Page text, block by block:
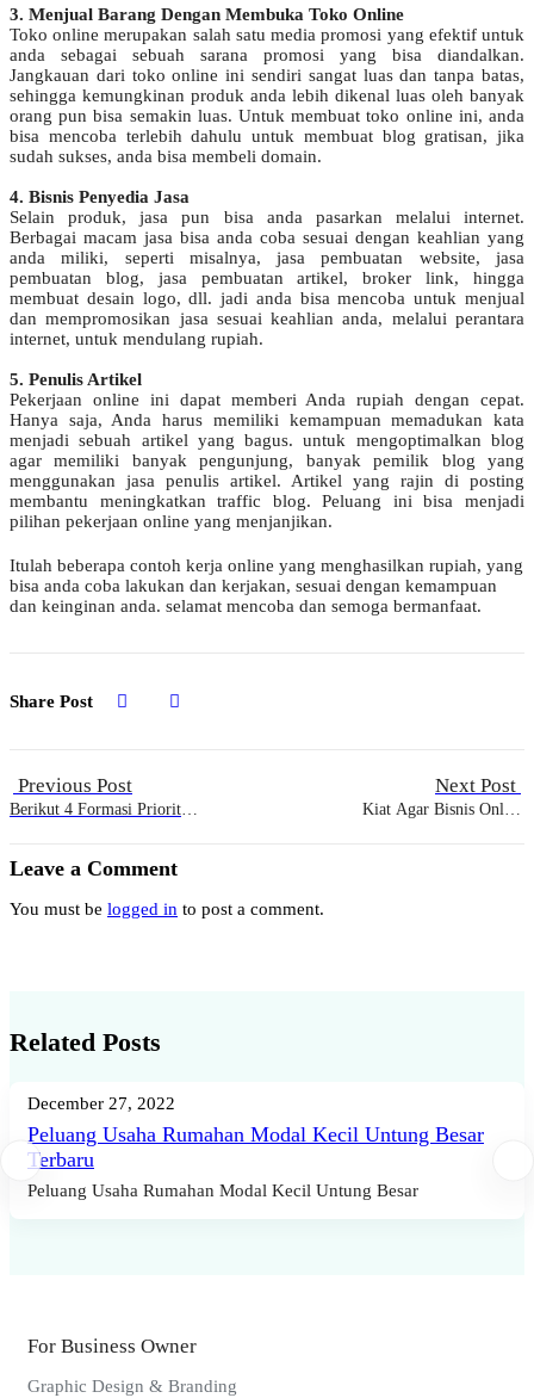
3. Menjual Barang Dengan Membuka Toko Online
Toko online merupakan salah satu media promosi yang efektif untuk
anda sebagai sebuah sarana promosi yang bisa diandalkan.
Jangkauan dari toko online ini sendiri sangat luas dan tanpa batas,
sehingga kemungkinan produk anda lebih dikenal luas oleh banyak
orang pun bisa semakin luas. Untuk membuat toko online ini, anda
bisa mencoba terlebih dahulu untuk membuat blog gratisan, jika
sudah sukses, anda bisa membeli domain.
4. Bisnis Penyedia Jasa
Selain produk, jasa pun bisa anda pasarkan melalui internet.
Berbagai macam jasa bisa anda coba sesuai dengan keahlian yang
anda miliki, seperti misalnya, jasa pembuatan website, jasa
pembuatan blog, jasa pembuatan artikel, broker link, hingga
membuat desain logo, dll. jadi anda bisa mencoba untuk menjual
dan mempromosikan jasa sesuai keahlian anda, melalui perantara
internet, untuk mendulang rupiah.
5. Penulis Artikel
Pekerjaan online ini dapat memberi Anda rupiah dengan cepat.
Hanya saja, Anda harus memiliki kemampuan memadukan kata
menjadi sebuah artikel yang bagus. untuk mengoptimalkan blog
agar memiliki banyak pengunjung, banyak pemilik blog yang
menggunakan jasa penulis artikel. Artikel yang rajin di posting
membantu meningkatkan traffic blog. Peluang ini bisa menjadi
pilihan pekerjaan online yang menjanjikan.
Itulah beberapa contoh kerja online yang menghasilkan rupiah, yang
bisa anda coba lakukan dan kerjakan, sesuai dengan kemampuan
dan keinginan anda. selamat mencoba dan semoga bermanfaat.
Share Post
Previous Post
Berikut 4 Formasi Prioritas
Next Post
Kiat Agar Bisnis Online
Leave a Comment
You must be logged in to post a comment.
Related Posts
December 27, 2022
Peluang Usaha Rumahan Modal Kecil Untung Besar
Terbaru
Peluang Usaha Rumahan Modal Kecil Untung Besar
For Business Owner
Graphic Design & Branding